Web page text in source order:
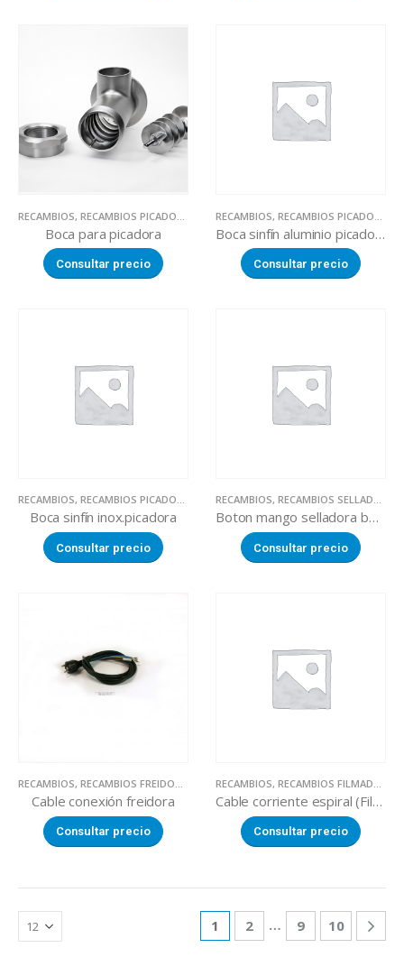
RECAMBIOS, RECAMBIOS PICADORAS DE CARNE
Boca para picadora
Consultar precio
RECAMBIOS, RECAMBIOS PICADORAS DE CARNE
Boca sinfín aluminio picadora
Consultar precio
RECAMBIOS, RECAMBIOS PICADORAS DE CARNE
Boca sinfín inox.picadora
Consultar precio
RECAMBIOS, RECAMBIOS SELLADORAS
Boton mango selladora bolsas parafarmacia
Consultar precio
RECAMBIOS, RECAMBIOS FREIDORAS
Cable conexión freidora
Consultar precio
RECAMBIOS, RECAMBIOS FILMADORAS MANUALES
Cable corriente espiral (Filmadora VAIL 460 / HW-450)
Consultar precio
1 2 … 9 10